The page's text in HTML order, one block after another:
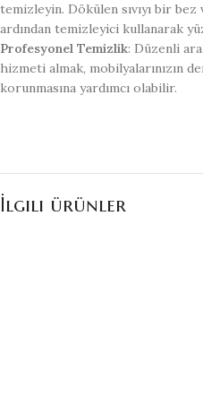
temizleyin. Dökülen sıvıyı bir
ardından temizleyici kullanarak
Profesyonel Temizlik: Düzenli
hizmeti almak, mobilyalarınızın
korunmasına yardımcı olabilir.
İlgili ürünler